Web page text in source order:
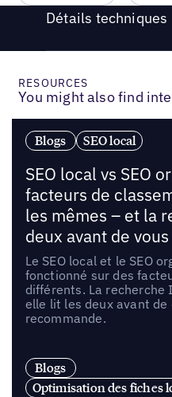
Détails techniques
RESOURCES
You might also find
Blogs SEO local
SEO local vs SEO
facteurs de
les mêmes – et la
deux avant de
Le SEO local et le SEO
fonctionné sur des
différents. La recherche
elle lit les deux avant de
recommande.
Blogs
Optimisation des fiches